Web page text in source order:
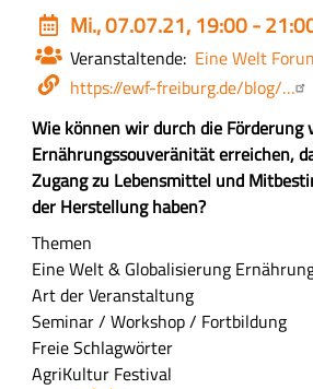
Event
date
Mi., 07.07.21, 19:00 -
Veranstaltende Eine Welt
Webseite
https://ewf-freiburg.de/blog/…
Z
u
s
a
m
m
e
n
f
a
Wie können wir durch die Förderung
Ernährungssouveränität erreichen,
Zugang zu Lebensmittel und
der Herstellung haben?
Themen
Eine Welt & Globalisierung
Art der Veranstaltung
Seminar / Workshop / Fortbildung
Freie Schlagwörter
AgriKultur Festival